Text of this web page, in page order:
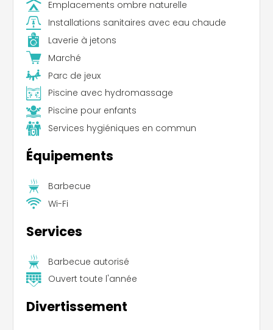
Emplacements ombre naturelle
Installations sanitaires avec eau chaude
Laverie à jetons
Marché
Parc de jeux
Piscine avec hydromassage
Piscine pour enfants
Services hygiéniques en commun
Équipements
Barbecue
Wi-Fi
Services
Barbecue autorisé
Ouvert toute l'année
Divertissement